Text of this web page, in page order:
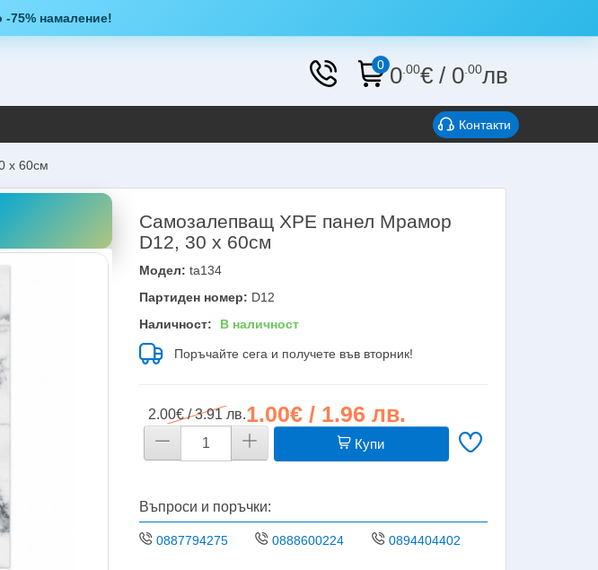
-75% намаление!
0 0.00€ / 0.00лв
Контакти
х 60см
Самозалепващ XPE панел Мрамор
D12, 30 х 60см
Модел: ta134
Партиден номер: D12
Наличност:
В наличност
Поръчайте сега и получете във вторник!
2.00€ / 3.91 лв.1.00€ / 1.96 лв.
Купи
Въпроси и поръчки:
0887794275 0888600224 0894404402